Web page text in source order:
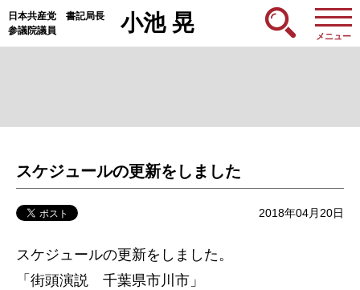
日本共産党 書記局長
参議院議員
小池 晃
メニュー
スケジュールの更新をしました
2018年04月20日
スケジュールの更新をしました。
「街頭演説 千葉県市川市」